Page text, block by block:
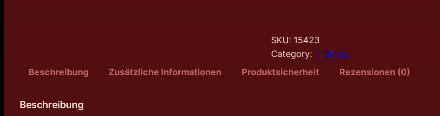
SKU: 15423
Category: T-Shirts
Beschreibung
Zusätzliche Informationen Produktsicherheit Rezensionen (0)
Beschreibung